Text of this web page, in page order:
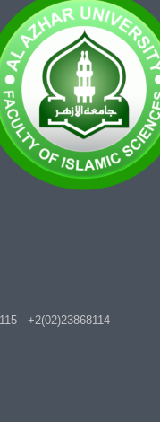
- +2(02)23868114